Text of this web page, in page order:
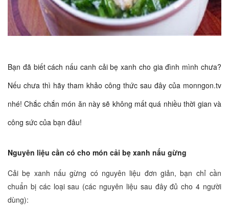
Bạn đã biết cách nấu canh cải bẹ xanh cho gia đình mình chưa?
Nếu chưa thì hãy tham khảo công thức sau đây của monngon.tv
nhé! Chắc chắn món ăn này sẽ không mất quá nhiều thời gian và
công sức của bạn đâu!
Nguyên liệu cần có cho món cải bẹ xanh nấu gừng
Cải bẹ xanh nấu gừng có nguyên liệu đơn giản, bạn chỉ cần
chuẩn bị các loại sau (các nguyên liệu sau đây đủ cho 4 người
dùng):